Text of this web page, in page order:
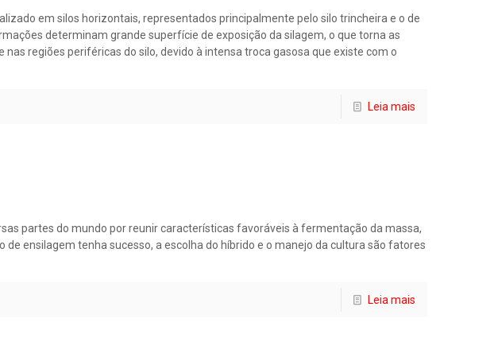
em silos horizontais, representados principalmente pelo silo trincheira e o de
determinam grande superfície de exposição da silagem, o que torna as
regiões periféricas do silo, devido à intensa troca gasosa que existe com o
Leia mais
partes do mundo por reunir características favoráveis à fermentação da massa,
ensilagem tenha sucesso, a escolha do híbrido e o manejo da cultura são fatores
Leia mais